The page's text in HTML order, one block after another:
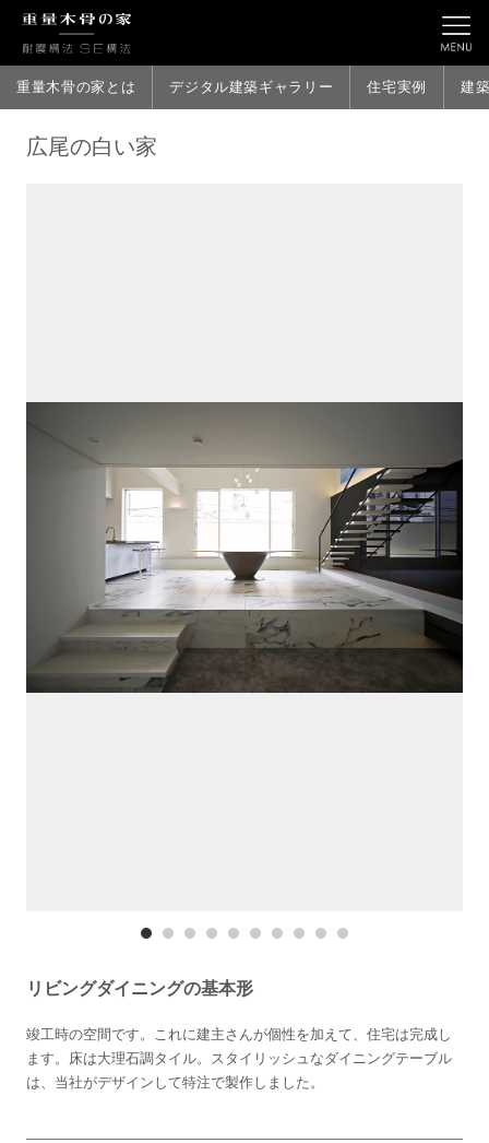
重量木骨の家とは デジタル建築ギャラリー 住宅実例 建
広尾の白い家
リビングダイニングの基本形
竣工時の空間です。これに建主さんが個性を加えて、住宅は完成し
ます。床は大理石調タイル。スタイリッシュなダイニングテーブル
は、当社がデザインして特注で製作しました。